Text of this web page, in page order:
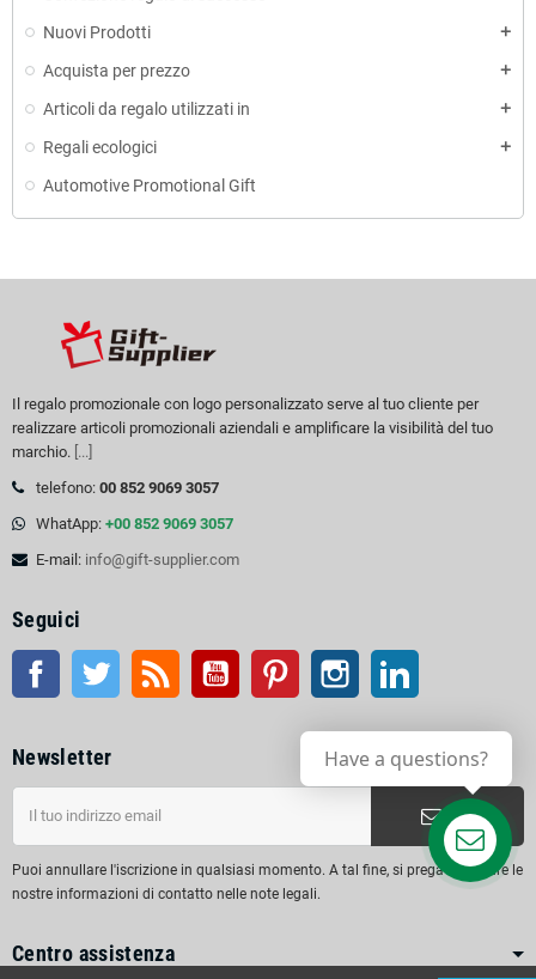
Nuovi Prodotti
Acquista per prezzo
Articoli da regalo utilizzati in
Regali ecologici
Automotive Promotional Gift
Il regalo promozionale con logo personalizzato serve al tuo cliente per
realizzare articoli promozionali aziendali e amplificare la visibilità del tuo
marchio. [...]
telefono: 00 852 9069 3057
WhatApp: +00 852 9069 3057
E-mail: info@gift-supplier.com
Seguici
Facebook Twitter RSS Youtube Pinterest Instagram
Newsletter
OK
Puoi annullare l'iscrizione in qualsiasi momento. A tal fine, si prega di trovare le
nostre informazioni di contatto nelle note legali.
Centro assistenza
Have a questions?